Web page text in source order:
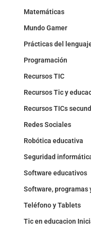
Matemáticas
Mundo Gamer
Prácticas del
Programación
Recursos TIC
Recursos Tic y
Recursos TICs
Redes Sociales
Robótica educativa
Seguridad
Software educativos
Software, programas
Teléfono y Tablets
Tic en educacion